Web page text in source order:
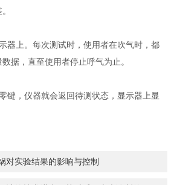
器上。每次测试时，使用者在吹气时，都
据，直至使用者停止呼气为止。
键，仪器就会返回待测状态，显示器上显
对实验结果的影响与控制